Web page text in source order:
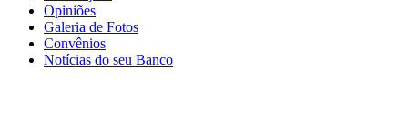
Opiniões
Galeria de Fotos
Convênios
Notícias do seu Banco